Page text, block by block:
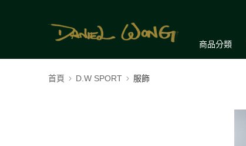
商品分類
首頁 D.W SPORT 服飾